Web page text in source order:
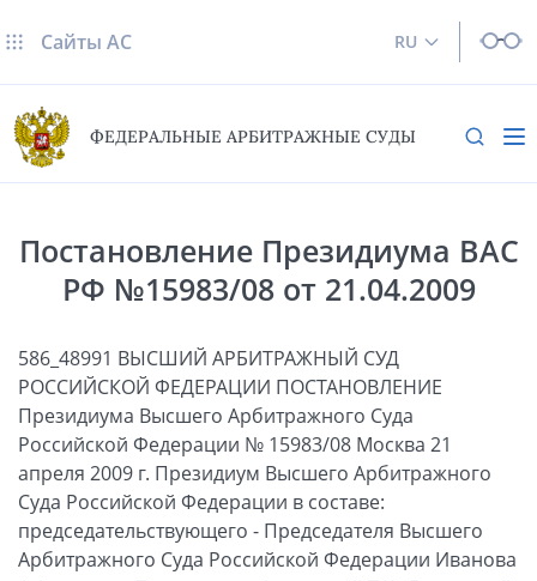
RU
Сайты AC
ФЕДЕРАЛЬНЫЕ АРБИТРАЖНЫЕ СУДЫ
Постановление Президиума ВАС
РФ №15983/08 от 21.04.2009
586_48991 ВЫСШИЙ АРБИТРАЖНЫЙ СУД
РОССИЙСКОЙ ФЕДЕРАЦИИ ПОСТАНОВЛЕНИЕ
Президиума Высшего Арбитражного Суда
Российской Федерации № 15983/08 Москва 21
апреля 2009 г. Президиум Высшего Арбитражного
Суда Российской Федерации в составе:
председательствующего - Председателя Высшего
Арбитражного Суда Российской Федерации Иванова